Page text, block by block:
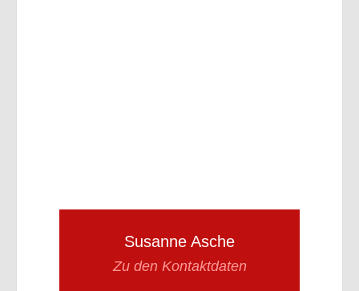
Susanne Asche
Zu den Kontaktdaten